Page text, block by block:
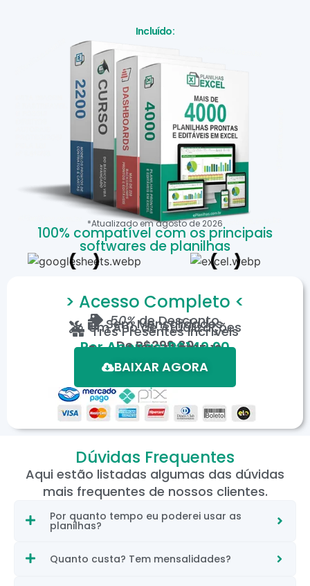
Incluído:
*Atualizado emagostode 2026
100% compatível com os principais
softwares de planilhas
> Acesso Completo <
50%de Desconto
Sem Mensalidades
Um Ano de Atualizações
Três Presentes Incríveis
DeR$299,80
Por Apenas: R$149,90
Em até 12X de R$15,19
*Oferta válida por tempo limitado.
BAIXAR AGORA
Dúvidas Frequentes
Aqui estão listadas algumas das dúvidas
mais frequentes de nossos clientes.
Por quanto tempo eu poderei usar as
planilhas?
Quanto custa? Tem mensalidades?